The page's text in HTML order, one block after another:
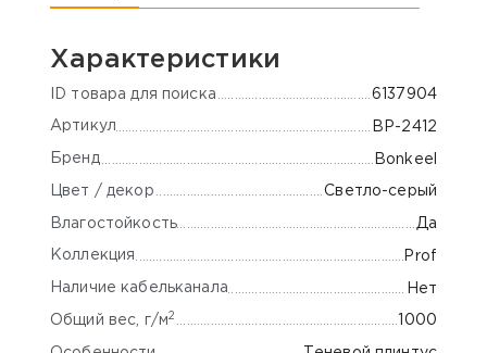
Характеристики
ID товара для поиска 6137904
Артикул BP-2412
Бренд Bonkeel
Цвет / декор Светло-серый
Влагостойкость Да
Коллекция Prof
Наличие кабельканала Нет
Общий вес, г/м2 1000